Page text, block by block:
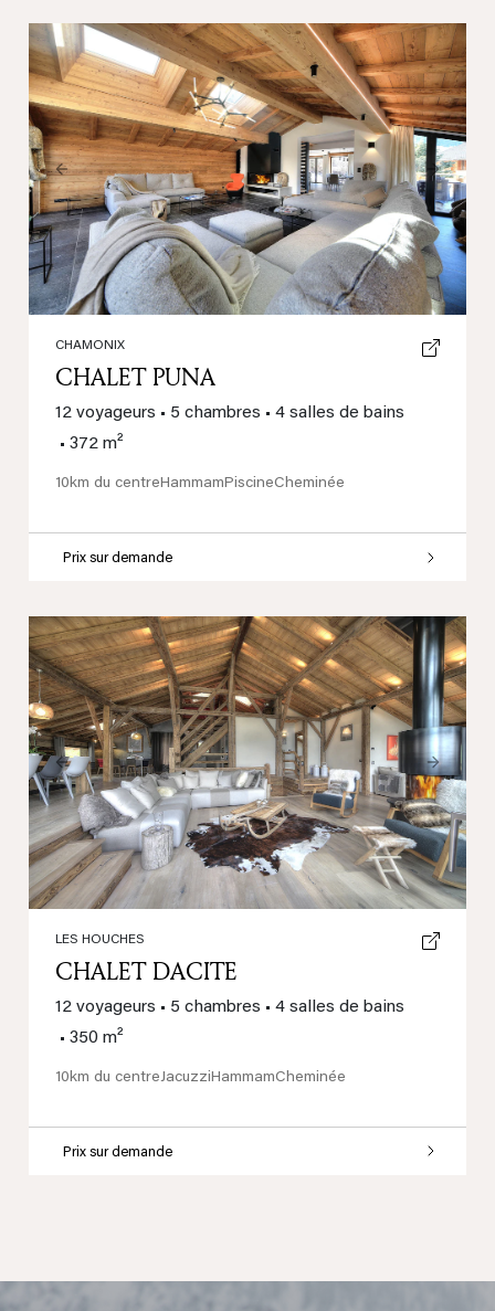
Previous Next
LES HOUCHES
CHALET DACITE
12 voyageurs • 5 chambres • 4 salles de bains
• 350 m²
10km du centreJacuzzi HammamCheminée
Prix sur demande
Previous Next
CHAMONIX
CHALET PUNA
12 voyageurs • 5 chambres • 4 salles de bains
• 372 m²
10km du centreHammamPiscineCheminée
Prix sur demande